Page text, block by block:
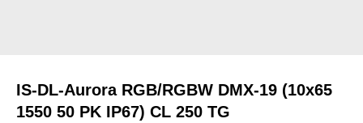
IS-DL-Aurora RGB/RGBW DMX-19 (10x65
1550 50 PK IP67) CL 250 TG